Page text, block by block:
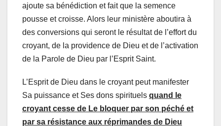
ajoute sa bénédiction et fait que la semence
pousse et croisse. Alors leur ministère aboutira à
des conversions qui seront le résultat de l’effort du
croyant, de la providence de Dieu et de l’activation
de la Parole de Dieu par l’Esprit Saint.
L’Esprit de Dieu dans le croyant peut manifester
Sa puissance et Ses dons spirituels quand le
croyant cesse de Le bloquer par son péché et
par sa résistance aux réprimandes de Dieu